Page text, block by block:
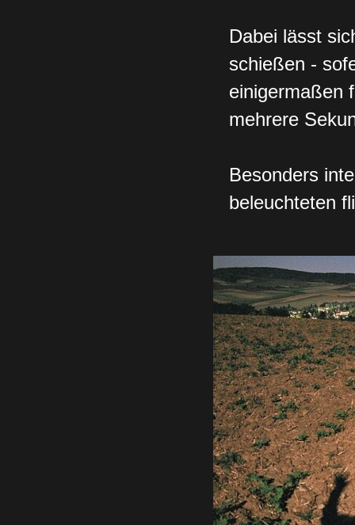
Dabei lässt
schießen -
einigermaßen
mehrere
Besonders
beleuchteten